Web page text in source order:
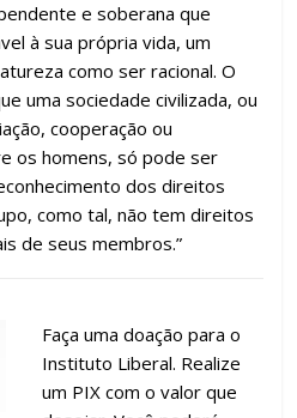
e soberana que
à sua própria vida, um
como ser racional. O
uma sociedade civilizada, ou
cooperação ou
os homens, só pode ser
dos direitos
como tal, não tem direitos
de seus membros.”
Faça uma doação para o
Instituto Liberal. Realize
um PIX com o valor que